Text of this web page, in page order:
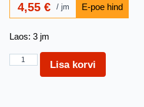
4,55€ jm
Laos: 3 jm
Lisa korvi